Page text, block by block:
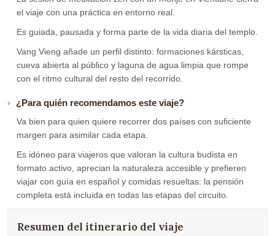
el viaje con una práctica en entorno real.
Es guiada, pausada y forma parte de la vida diaria del templo.
Vang Vieng añade un perfil distinto: formaciones kársticas,
cueva abierta al público y laguna de agua limpia que rompe
con el ritmo cultural del resto del recorrido.
¿Para quién recomendamos este viaje?
Va bien para quien quiere recorrer dos países con suficiente
margen para asimilar cada etapa.
Es idóneo para viajeros que valoran la cultura budista en
formato activo, aprecian la naturaleza accesible y prefieren
viajar con guía en español y comidas resueltas: la pensión
completa está incluida en todas las etapas del circuito.
Resumen del itinerario del viaje